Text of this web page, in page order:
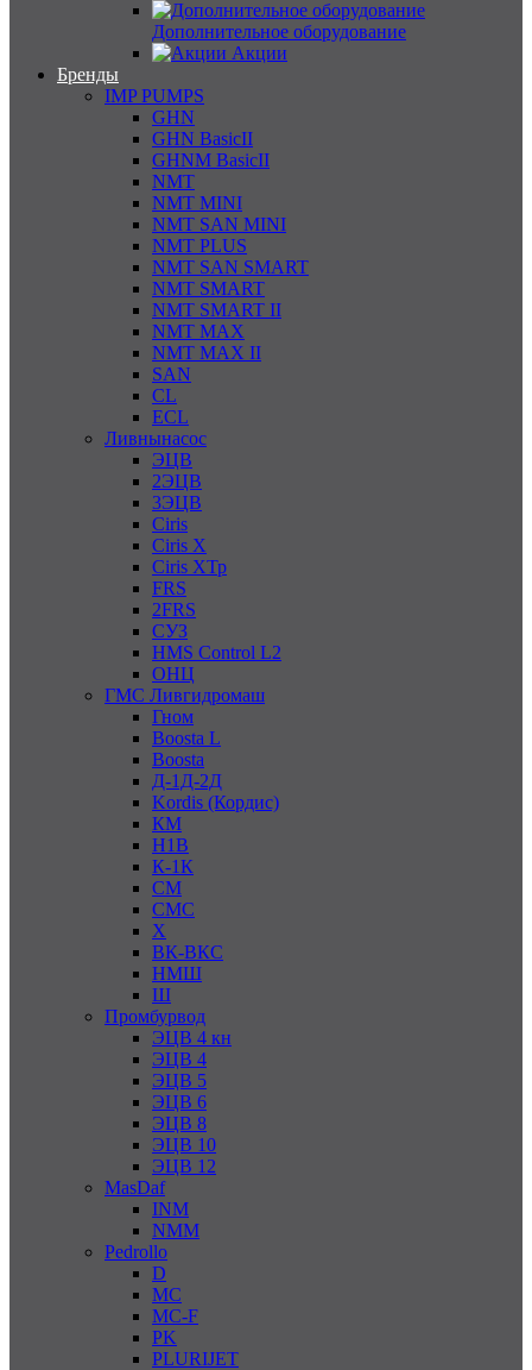
Дополнительное оборудование
Акции
Бренды
IMP PUMPS
GHN
GHN BasicII
GHNM BasicII
NMT
NMT MINI
NMT SAN MINI
NMT PLUS
NMT SAN SMART
NMT SMART
NMT SMART II
NMT MAX
NMT MAX II
SAN
CL
ECL
Ливнынасос
ЭЦВ
2ЭЦВ
3ЭЦВ
Ciris
Ciris X
Ciris ХТр
FRS
2FRS
СУЗ
HMS Control L2
ОНЦ
ГМС Ливгидромаш
Гном
Boosta L
Boosta
Д-1Д-2Д
Kordis (Кордис)
КМ
Н1В
К-1К
СМ
СМС
Х
ВК-ВКС
НМШ
Ш
Промбурвод
ЭЦВ 4 кн
ЭЦВ 4
ЭЦВ 5
ЭЦВ 6
ЭЦВ 8
ЭЦВ 10
ЭЦВ 12
MasDaf
INM
NMM
Pedrollo
D
MC
MC-F
PK
PLURIJET